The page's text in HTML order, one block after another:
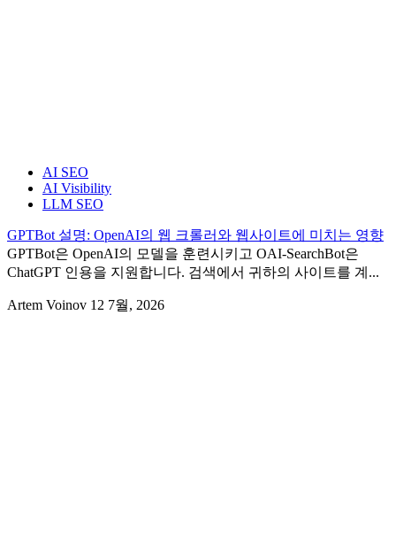
AI SEO
AI Visibility
LLM SEO
GPTBot 설명: OpenAI의 웹 크롤러와 웹사이트에 미치는 영향
GPTBot은 OpenAI의 모델을 훈련시키고 OAI-SearchBot은
ChatGPT 인용을 지원합니다. 검색에서 귀하의 사이트를 계...
Artem Voinov 12 7월, 2026